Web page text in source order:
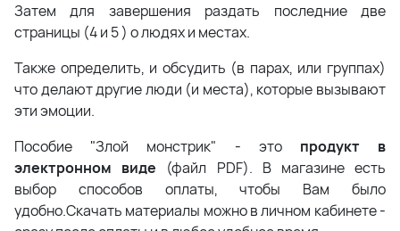
Затем для завершения раздать последние две
страницы (4 и 5 ) о людях и местах.
Также определить, и обсудить (в парах, или группах)
что делают другие люди (и места), которые вызывают
эти эмоции.
Пособие "Злой монстрик" - это продукт в
электронном виде (файл PDF). В магазине есть
выбор способов оплаты, чтобы Вам было
удобно.Скачать материалы можно в личном кабинете -